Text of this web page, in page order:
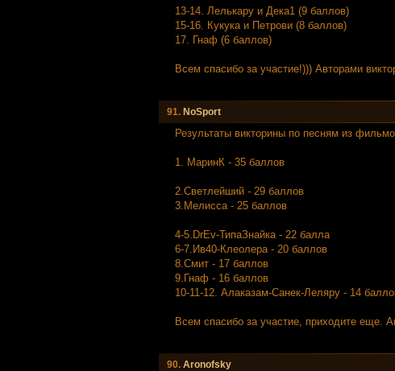
13-14. Лелькару и Дека1 (9 баллов)
15-16. Кукука и Петрови (8 баллов)
17. Гнаф (6 баллов)
Всем спасибо за участие!))) Авторами
91. NoSport
Результаты викторины по песням из
1. МаринК - 35 баллов
2.Светлейший - 29 баллов
3.Мелисса - 25 баллов
4-5.DrEv-ТипаЗнайка - 22 балла
6-7.Ив40-Клеолера - 20 баллов
8.Смит - 17 баллов
9.Гнаф - 16 баллов
10-11-12. Алаказам-Санек-Леляру - 14
Всем спасибо за участие, приходите еще.
90. Aronofsky